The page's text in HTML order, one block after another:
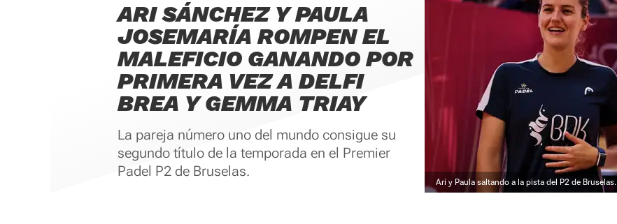
ARI SÁNCHEZ Y PAULA
JOSEMARÍA ROMPEN EL
MALEFICIO GANANDO POR
PRIMERA VEZ A DELFI
BREA Y GEMMA TRIAY
La pareja número uno del mundo consigue su
segundo título de la temporada en el Premier
Padel P2 de Bruselas.
Ari y Paula saltando a la pista del P2 de Bruselas.